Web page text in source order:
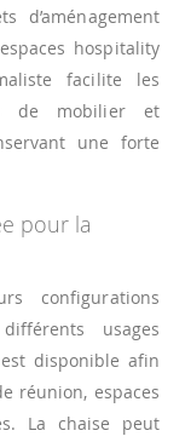
d’aménagement
hospitality
facilite les
de mobilier et
une forte
pour la
configurations
usages
est disponible afin
réunion, espaces
La chaise peut